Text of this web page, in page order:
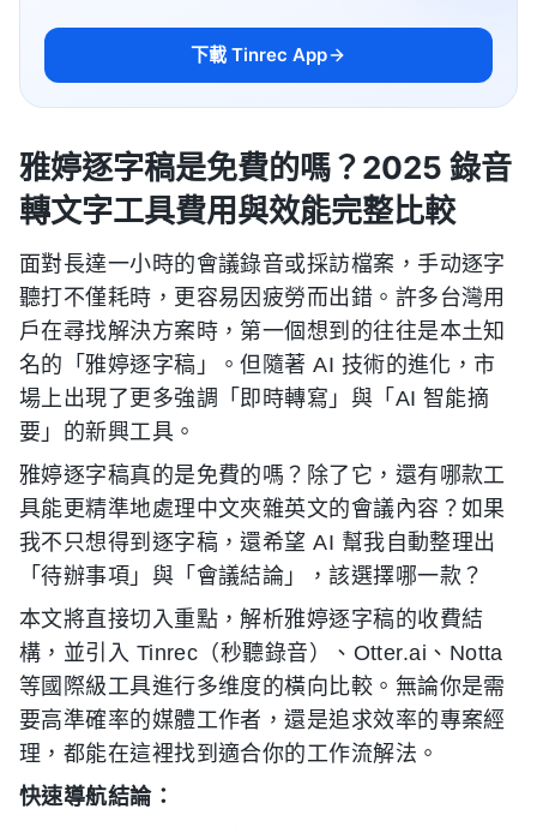
下載 Tinrec App
雅婷逐字稿是免費的嗎？2025 錄音
轉文字工具費用與效能完整比較
面對長達一小時的會議錄音或採訪檔案，手动逐字
聽打不僅耗時，更容易因疲勞而出錯。許多台灣用
戶在尋找解決方案時，第一個想到的往往是本土知
名的「雅婷逐字稿」。但隨著 AI 技術的進化，市
場上出現了更多強調「即時轉寫」與「AI 智能摘
要」的新興工具。
雅婷逐字稿真的是免費的嗎？除了它，還有哪款工
具能更精準地處理中文夾雜英文的會議內容？如果
我不只想得到逐字稿，還希望 AI 幫我自動整理出
「待辦事項」與「會議結論」，該選擇哪一款？
本文將直接切入重點，解析雅婷逐字稿的收費結
構，並引入 Tinrec（秒聽錄音）、Otter.ai、Notta
等國際級工具進行多维度的橫向比較。無論你是需
要高準確率的媒體工作者，還是追求效率的專案經
理，都能在這裡找到適合你的工作流解法。
快速導航結論：